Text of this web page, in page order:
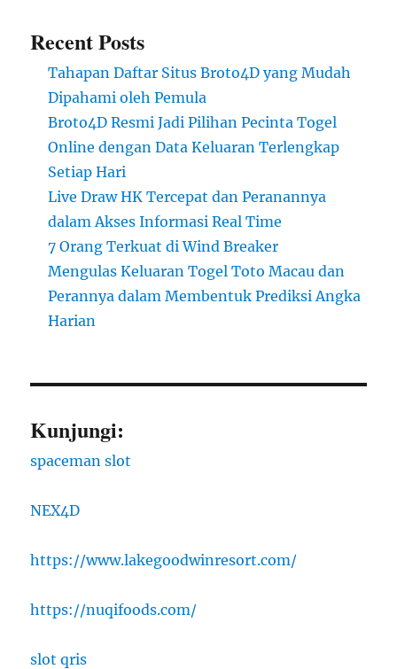
Recent Posts
Tahapan Daftar Situs Broto4D yang Mudah
Dipahami oleh Pemula
Broto4D Resmi Jadi Pilihan Pecinta Togel
Online dengan Data Keluaran Terlengkap
Setiap Hari
Live Draw HK Tercepat dan Peranannya
dalam Akses Informasi Real Time
7 Orang Terkuat di Wind Breaker
Mengulas Keluaran Togel Toto Macau dan
Perannya dalam Membentuk Prediksi Angka
Harian
Kunjungi:
spaceman slot
NEX4D
https://www.lakegoodwinresort.com/
https://nuqifoods.com/
slot qris